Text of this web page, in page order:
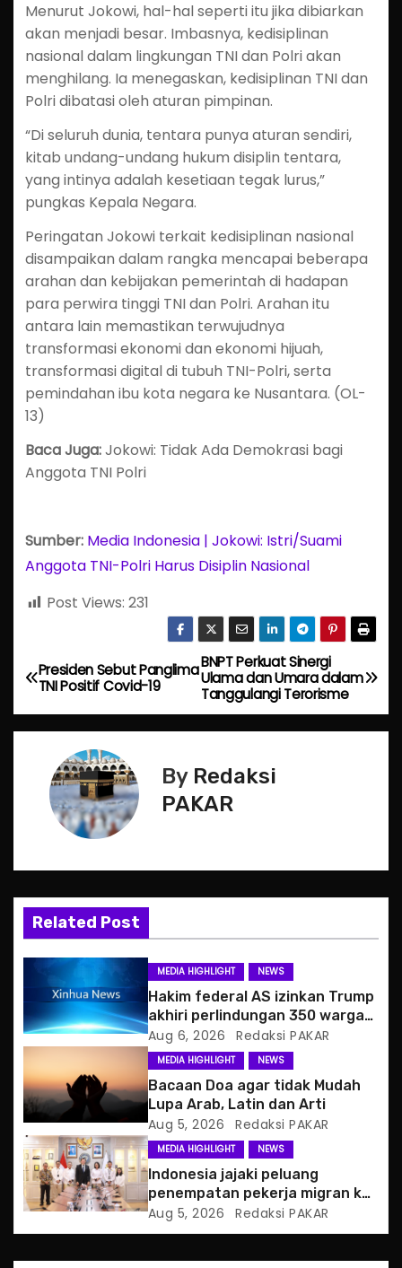
Menurut Jokowi, hal-hal seperti itu jika dibiarkan
akan menjadi besar. Imbasnya, kedisiplinan
nasional dalam lingkungan TNI dan Polri akan
menghilang. Ia menegaskan, kedisiplinan TNI dan
Polri dibatasi oleh aturan pimpinan.
“Di seluruh dunia, tentara punya aturan sendiri,
kitab undang-undang hukum disiplin tentara,
yang intinya adalah kesetiaan tegak lurus,”
pungkas Kepala Negara.
Peringatan Jokowi terkait kedisiplinan nasional
disampaikan dalam rangka mencapai beberapa
arahan dan kebijakan pemerintah di hadapan
para perwira tinggi TNI dan Polri. Arahan itu
antara lain memastikan terwujudnya
transformasi ekonomi dan ekonomi hijuah,
transformasi digital di tubuh TNI-Polri, serta
pemindahan ibu kota negara ke Nusantara. (OL-
13)
Baca Juga:Jokowi: Tidak Ada Demokrasi bagi
Anggota TNI Polri
Sumber: Media Indonesia | Jokowi: Istri/Suami
Anggota TNI-Polri Harus Disiplin Nasional
Post Views: 231
P
o
v
i
a
t
i
o
n
BNPT Perkuat Sinergi
Ulama dan Umara dalam
Tanggulangi Terorisme
Presiden Sebut Panglima
TNI Positif Covid-19
By Redaksi
PAKAR
Related Post
MEDIA HIGHLIGHT NEWS
Hakim federal AS izinkan Trump
akhiri perlindungan 350 warga
Haiti
Aug 6, 2026 Redaksi PAKAR
MEDIA HIGHLIGHT NEWS
Bacaan Doa agar tidak Mudah
Lupa Arab, Latin dan Arti
Aug 5, 2026 Redaksi PAKAR
MEDIA HIGHLIGHT NEWS
Indonesia jajaki peluang
penempatan pekerja migran ke
Slowakia
Aug 5, 2026 Redaksi PAKAR